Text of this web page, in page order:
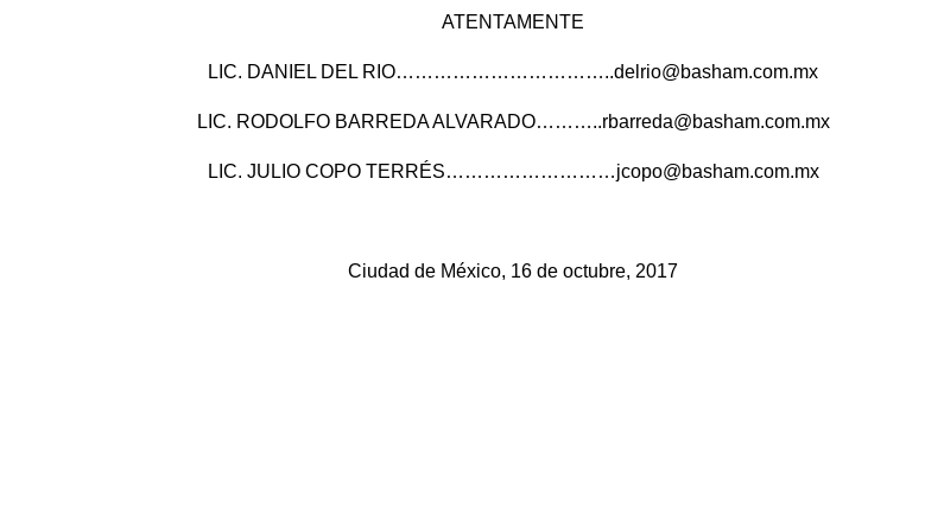
ATENTAMENTE
LIC. DANIEL DEL RIO……………………………..delrio@basham.com.mx
LIC. RODOLFO BARREDA ALVARADO………..rbarreda@basham.com.mx
LIC. JULIO COPO TERRÉS………………………jcopo@basham.com.mx
Ciudad de México, 16 de octubre, 2017